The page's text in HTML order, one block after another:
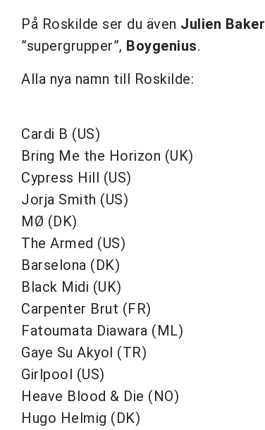
På Roskilde ser du även Julien Baker
”supergrupper”, Boygenius.
Alla nya namn till Roskilde:
Cardi B (US)
Bring Me the Horizon (UK)
Cypress Hill (US)
Jorja Smith (US)
MØ (DK)
The Armed (US)
Barselona (DK)
Black Midi (UK)
Carpenter Brut (FR)
Fatoumata Diawara (ML)
Gaye Su Akyol (TR)
Girlpool (US)
Heave Blood & Die (NO)
Hugo Helmig (DK)